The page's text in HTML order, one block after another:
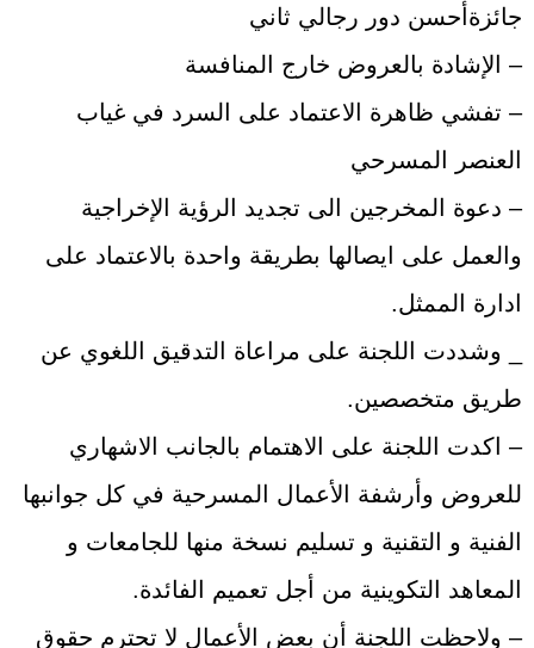
جائزةأحسن دور رجالي ثاني
– الإشادة بالعروض خارج المنافسة
– تفشي ظاهرة الاعتماد على السرد في غياب
العنصر المسرحي
– دعوة المخرجين الى تجديد الرؤية الإخراجية
والعمل على ايصالها بطريقة واحدة بالاعتماد على
ادارة الممثل.
_ وشددت اللجنة على مراعاة التدقيق اللغوي عن
طريق متخصصين.
– اكدت اللجنة على الاهتمام بالجانب الاشهاري
للعروض وأرشفة الأعمال المسرحية في كل جوانبها
الفنية و التقنية و تسليم نسخة منها للجامعات و
المعاهد التكوينية من أجل تعميم الفائدة.
– ولاحظت اللجنة أن بعض الأعمال لا تحترم حقوق